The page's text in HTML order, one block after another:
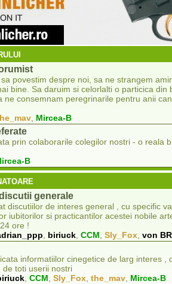
povestim despre noi, sa ne strangem
bine. Sa daruim si celorlalti o particica din
ne consemnam peregrinarile pentru anii
, Mircea-B
prin colaborarile colegilor nostri - o reala
B
generale
discutiilor de interes general , cu specific
iubitorilor si practicantilor acestei nobile
ore !
, biriuck, CCM, Sly_Fox, von
informatiilor cinegetice de larg interes ,
de toti userii nostri
, CCM, Sly_Fox, the_mav, Mircea-B